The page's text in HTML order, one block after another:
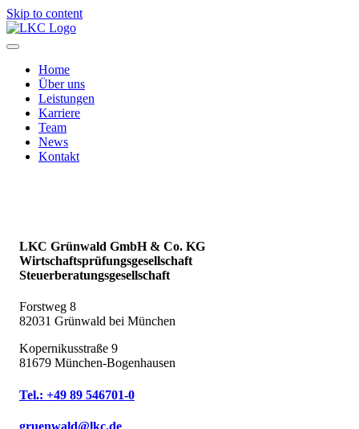
Skip to content
Home
Über uns
Leistungen
Karriere
Team
News
Kontakt
LKC Grünwald GmbH & Co. KG
Wirtschaftsprüfungsgesellschaft
Steuerberatungsgesellschaft
Forstweg 8
82031 Grünwald bei München
Kopernikusstraße 9
81679 München-Bogenhausen
Tel.: +49 89 546701-0
gruenwald@lkc.de